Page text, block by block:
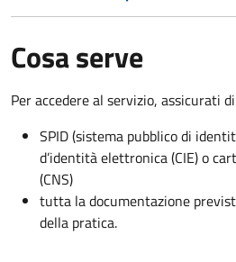
Cosa serve
Per accedere al servizio, assicurati
SPID (sistema pubblico di
d’identità elettronica (CIE) o
(CNS)
tutta la documentazione
della pratica.